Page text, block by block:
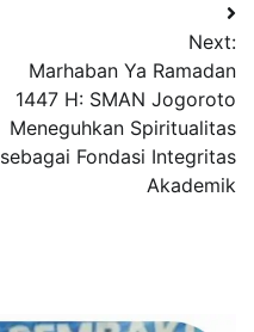
Next:
Marhaban Ya Ramadan
1447 H: SMAN Jogoroto
Meneguhkan Spiritualitas
sebagai Fondasi Integritas
Akademik